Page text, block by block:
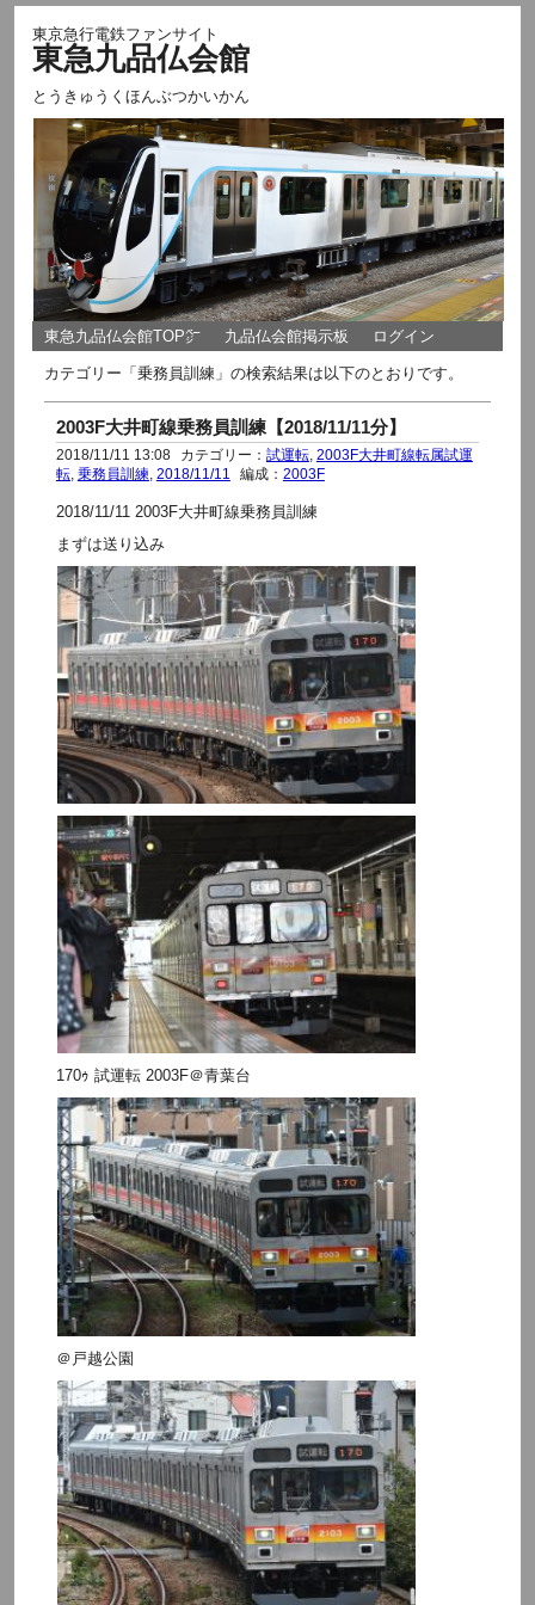
東京急行電鉄ファンサイト
東急九品仏会館
とうきゅうくほんぶつかいかん
東急九品仏会館TOP㌻ 九品仏会館掲示板 ログイン
カテゴリー「乗務員訓練」の検索結果は以下のとおりです。
2003F大井町線乗務員訓練【2018/11/11分】
2018/11/11 13:08 カテゴリー： 試運転, 2003F大井町線転属試運
転, 乗務員訓練 2018/11/11 編成： 2003F
2018/11/11 2003F大井町線乗務員訓練
まずは送り込み
170ｩ 試運転 2003F＠青葉台
＠戸越公園